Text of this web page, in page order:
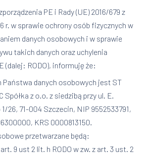
PE i Rady (UE) 2016/679 z
r. w sprawie ochrony osób fizycznych w
danych osobowych i w sprawie
takich danych oraz uchylenia
(dalej: RODO), informuję że:
danych osobowych jest ST
Spółka z o.o. z siedzibą przy ul. E.
26, 71-004 Szczecin, NIP 9552533791,
KRS 0000813150.
przetwarzane będą:
9 ust 2 lit. h RODO w zw. z art. 3 ust. 2